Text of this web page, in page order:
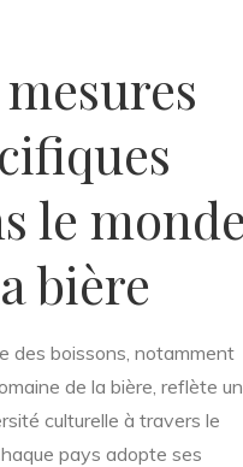
le monde
bière
des boissons, notamment
de la bière, reflète
culturelle à travers le
pays adopte ses